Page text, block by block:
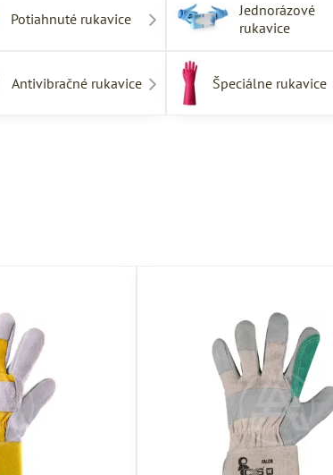
Potiahnuté rukavice
Jednorázové
rukavice
Antivibračné rukavice Špeciálne rukavice